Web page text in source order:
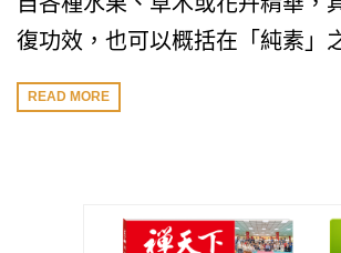
復功效，也可以概括在「純素」
READ MORE